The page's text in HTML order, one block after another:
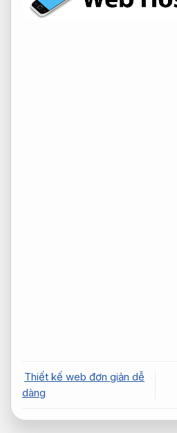
Thiết kế web đơn giản dễ
dàng